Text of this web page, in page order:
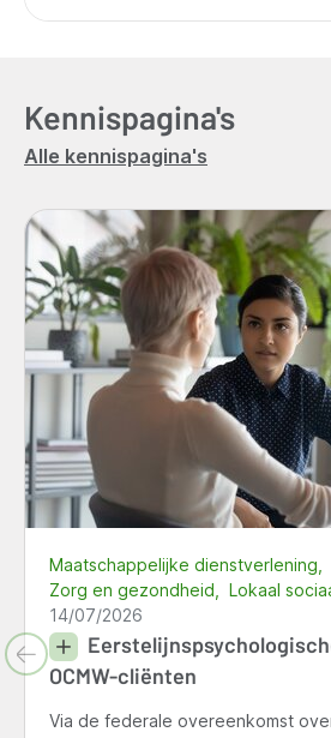
Kennispagina's
Alle kennispagina's
OCMW-cliënten
Via de federale overeenkomst
Maatschappelijke dienstverlening
Zorg en gezondheid
Lokaal
14/07/2026